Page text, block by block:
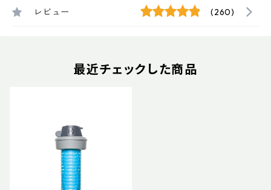
レビュー (260)
最近チェックした商品